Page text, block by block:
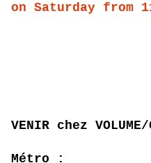
on Saturday from
VENIR chez
Métro :